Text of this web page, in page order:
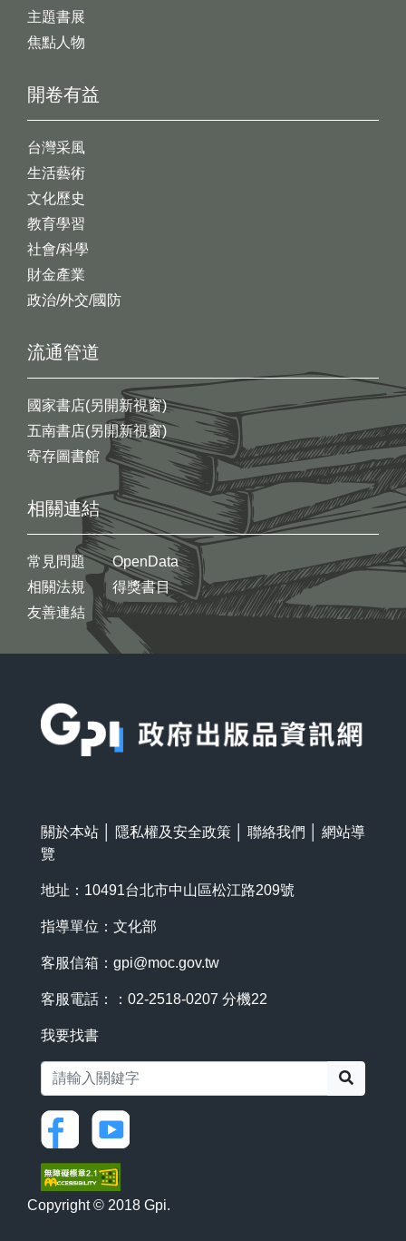
開卷有益
台灣采風
生活藝術
文化歷史
教育學習
社會/科學
財金產業
政治/外交/國防
主題書展
焦點人物
流通管道
國家書店(另開新視窗)
五南書店(另開新視窗)
寄存圖書館
相關連結
常見問題
相關法規
友善連結
OpenData
得獎書目
關於本站 隱私權及安全政策 聯絡我們
網站導
覽
地址：10491台北市中山區松江路209號
指導單位：文化部
客服信箱： gpi@moc.gov.tw
客服電話：：02-2518-0207 分機22
我要找書
Copyright © 2018 Gpi.